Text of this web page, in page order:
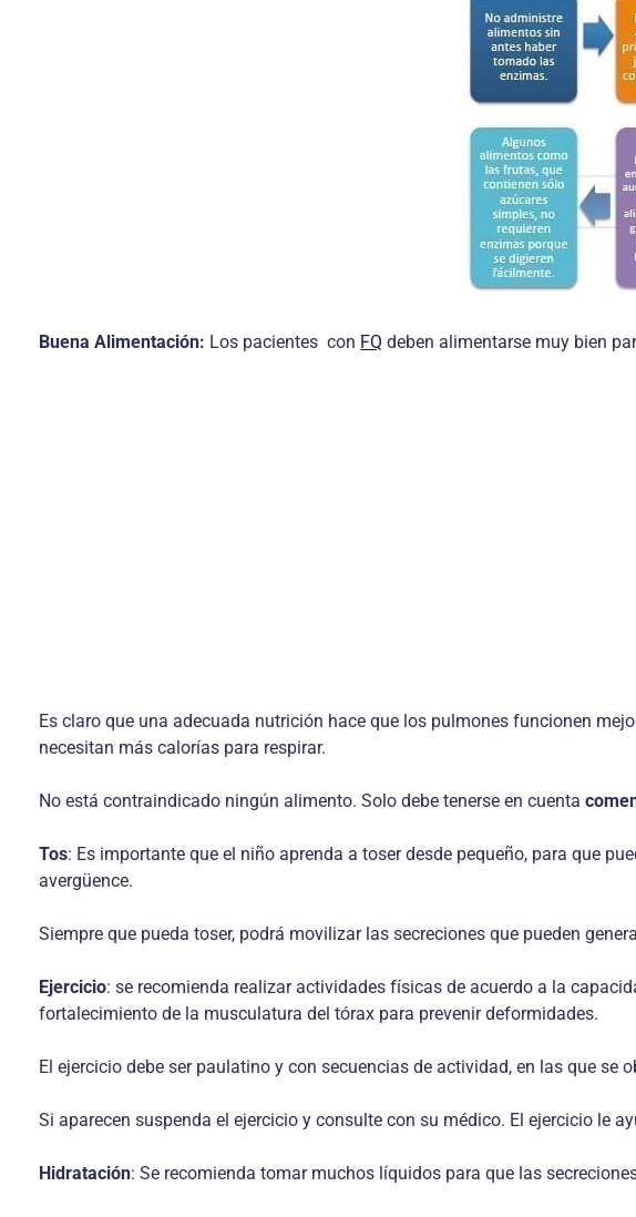
Buena Alimentación: Los pacientes con FQ deben alimentarse muy bien
Es claro que una adecuada nutrición hace que los pulmones funcionen
necesitan más calorías para respirar.
No está contraindicado ningún alimento. Solo debe tenerse en cuenta
Tos: Es importante que el niño aprenda a toser desde pequeño, para que
avergüence.
Siempre que pueda toser, podrá movilizar las secreciones que pueden
Ejercicio: se recomienda realizar actividades físicas de acuerdo a la
fortalecimiento de la musculatura del tórax para prevenir deformidades.
El ejercicio debe ser paulatino y con secuencias de actividad, en las que se
Si aparecen suspenda el ejercicio y consulte con su médico. El ejercicio le
Hidratación: Se recomienda tomar muchos líquidos para que las